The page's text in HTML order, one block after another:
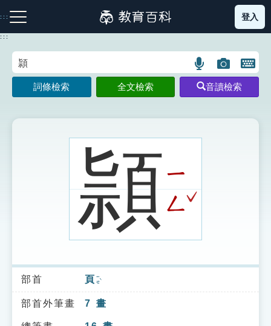
到
主
:::
注音索引圖示 筆畫索引圖示 部首索引表圖示
索引選單
知識索引
登入
:::
語
言
搜
示
圖
片
搜
開
鍵
圖
詞條檢索 全文檢索 音讀檢索
頴ㄧ
ㄥ ˇ
部首 頁 ㄧㄝˋ
部首外筆畫 7 畫